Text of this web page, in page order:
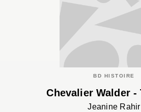
BD HISTOIRE
Chevalier Walder -
Jeanine Rahir